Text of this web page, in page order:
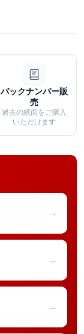
バックナンバー販
売
過去の紙面をご購入
いただけます
→
→
→